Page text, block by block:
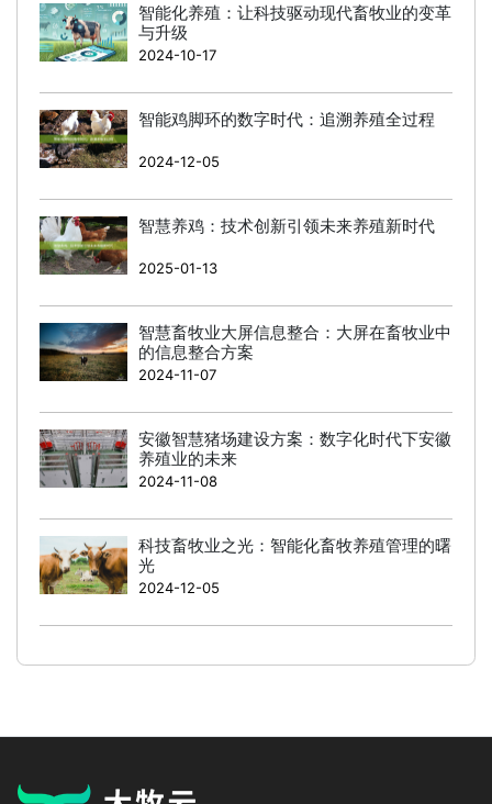
智能化养殖：让科技驱动现代畜牧业的变革
与升级
2024-10-17
智能鸡脚环的数字时代：追溯养殖全过程
2024-12-05
智慧养鸡：技术创新引领未来养殖新时代
2025-01-13
智慧畜牧业大屏信息整合：大屏在畜牧业中
的信息整合方案
2024-11-07
安徽智慧猪场建设方案：数字化时代下安徽
养殖业的未来
2024-11-08
科技畜牧业之光：智能化畜牧养殖管理的曙
光
2024-12-05